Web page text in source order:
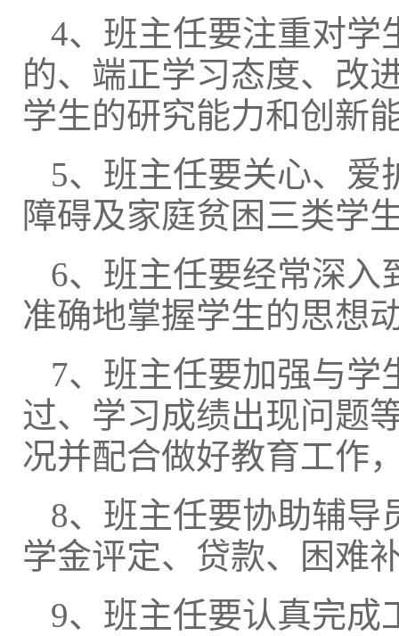
4、班主任要注重对学
的、端正学习态度、改
学生的研究能力和创新
5、班主任要关心、爱
障碍及家庭贫困三类学
6、班主任要经常深入
准确地掌握学生的思想
7、班主任要加强与学
过、学习成绩出现问题
况并配合做好教育工作
8、班主任要协助辅导
学金评定、贷款、困难
9、班主任要认真完成